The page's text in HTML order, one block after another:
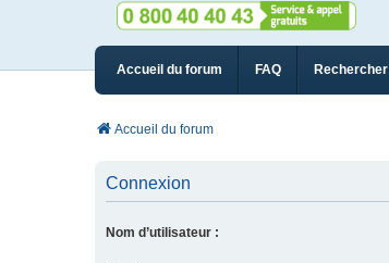
Accueil du forum FAQ Rechercher
Accueil du forum
Connexion
Nom d’utilisateur :